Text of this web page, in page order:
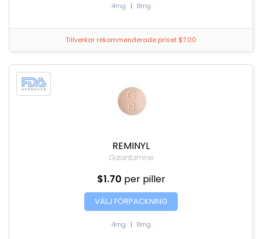
4mg | 8mg
Tillverkar rekommenderade priset $7.00
REMINYL
Galantamine
$1.70 per piller
VÄLJ FÖRPACKNING
4mg | 8mg